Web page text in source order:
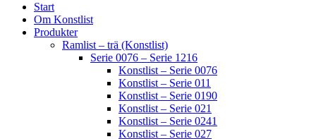
Start
Om Konstlist
Produkter
Ramlist – trä (Konstlist)
Serie 0076 – Serie 1216
Konstlist – Serie 0076
Konstlist – Serie 011
Konstlist – Serie 0190
Konstlist – Serie 021
Konstlist – Serie 0241
Konstlist – Serie 027